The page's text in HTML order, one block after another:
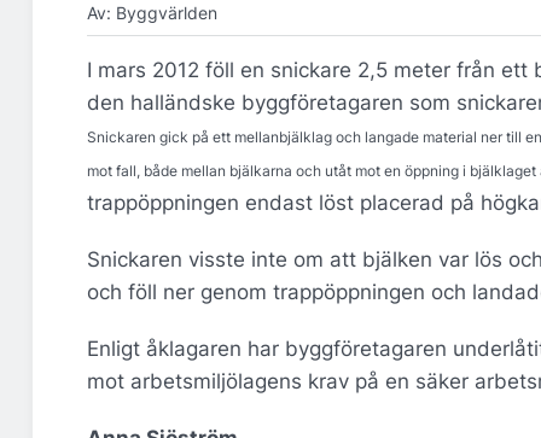
Av: Byggvärlden
I mars 2012 föll en snickare 2,5 meter från
den halländske byggföretagaren som
Snickaren gick på ett mellanbjälklag och langade material ner till
mot fall, både mellan bjälkarna och utåt mot en öppning i
trappöppningen endast löst placerad på
Snickaren visste inte om att bjälken var lös
och föll ner genom trappöppningen och
Enligt åklagaren har byggföretagaren
mot arbetsmiljölagens krav på en säker